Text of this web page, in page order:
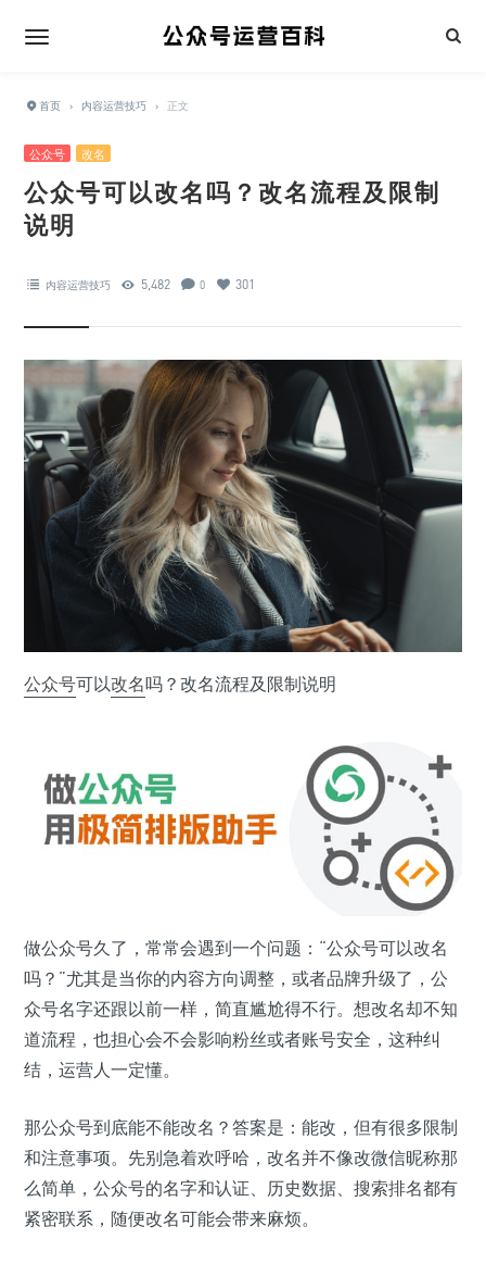
首页 › 内容运营技巧 › 正文
公众号 改名
公众号可以改名吗？改名流程及限制
说明
内容运营技巧 5,482 0 301
公众号可以改名吗？改名流程及限制说明
做公众号久了，常常会遇到一个问题：“公众号可以改名
吗？”尤其是当你的内容方向调整，或者品牌升级了，公
众号名字还跟以前一样，简直尴尬得不行。想改名却不知
道流程，也担心会不会影响粉丝或者账号安全，这种纠
结，运营人一定懂。
那公众号到底能不能改名？答案是：能改，但有很多限制
和注意事项。先别急着欢呼哈，改名并不像改微信昵称那
么简单，公众号的名字和认证、历史数据、搜索排名都有
紧密联系，随便改名可能会带来麻烦。